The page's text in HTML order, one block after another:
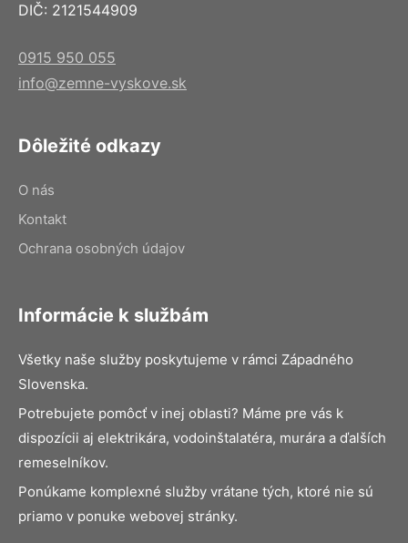
DIČ: 2121544909
0915 950 055
info@zemne-vyskove.sk
Dôležité odkazy
O nás
Kontakt
Ochrana osobných údajov
Informácie k službám
Všetky naše služby poskytujeme v rámci Západného
Slovenska.
Potrebujete pomôcť v inej oblasti? Máme pre vás k
dispozícii aj elektrikára, vodoinštalatéra, murára a ďalších
remeselníkov.
Ponúkame komplexné služby vrátane tých, ktoré nie sú
priamo v ponuke webovej stránky.